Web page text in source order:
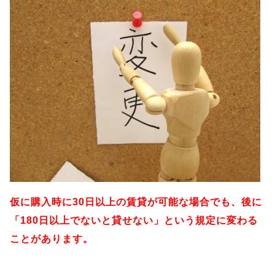
仮に購入時に30日以上の賃貸が可能な場合でも、後に
「180日以上でないと貸せない」という規定に変わる
ことがあります。